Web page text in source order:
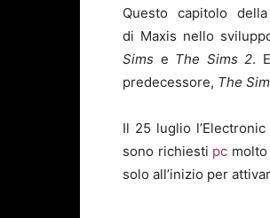
Questo capitolo
di Maxis nello
Sims e The Sims 2.
predecessore, The
Il 25 luglio
sono richiesti pc
solo all’inizio per